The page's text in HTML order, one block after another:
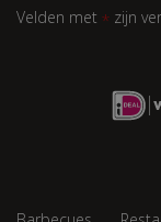
Velden met * zijn